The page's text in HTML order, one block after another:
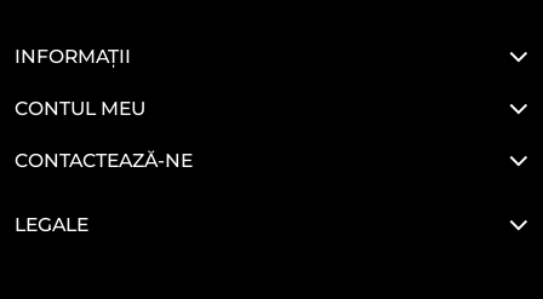
INFORMAȚII
CONTUL MEU
CONTACTEAZĂ-NE
LEGALE